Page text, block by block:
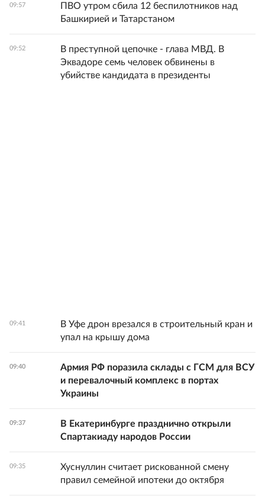
09:57
ПВО утром сбила 12 беспилотников над
Башкирией и Татарстаном
09:52
В преступной цепочке - глава МВД. В
Эквадоре семь человек обвинены в
убийстве кандидата в президенты
09:41
В Уфе дрон врезался в строительный кран и
упал на крышу дома
09:40
Армия РФ поразила склады с ГСМ для ВСУ
и перевалочный комплекс в портах
Украины
09:37
В Екатеринбурге празднично открыли
Спартакиаду народов России
09:35
Хуснуллин считает рискованной смену
правил семейной ипотеки до октября